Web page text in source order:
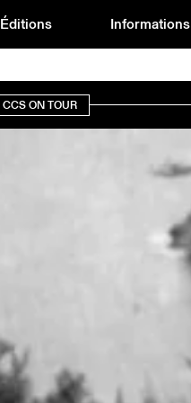
Éditions Informations
CCS ON TOUR